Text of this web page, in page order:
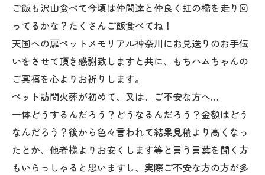
ご飯も沢山食べて今頃は仲間達と仲良く虹の橋を走り回
ってるかな？たくさんご飯食べてね！
天国への扉ペットメモリアル神奈川にお見送りのお手伝
いをさせて頂き感謝致しますと共に、もちハムちゃんの
ご冥福を心よりお祈りします。
ペット訪問火葬が初めて、又は、ご不安な方へ…
一体どうするんだろう？どうなるんだろう？金額はどう
なんだろう？後から色々言われて結果見積より高くなっ
たとか、他者様よりお安くします等と言う言葉を聞く方
もいらっしゃると思いますし、実際ご不安な方の方が多